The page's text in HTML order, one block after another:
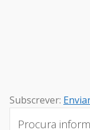
Subscrever:
Procura